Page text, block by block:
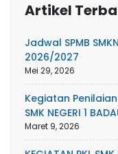
Artikel
Jadwal SPMB
2026/2027
Mei 29, 2026
Kegiatan
SMK NEGERI 1
Maret 9, 2026